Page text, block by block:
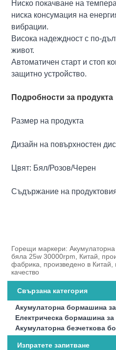
Ниско покачване на
ниска консумация на
вибрации.
Висока надеждност с по-
живот.
Автоматичен старт и стоп
защитно устройство.
Подробности за продукта
Размер на продукта
Дизайн на повърхностен
Цвят: Бял/Розов/Черен
Съдържание на
Горещи маркери:
бяла 25w 30000rpm, Китай,
фабрика, произведено в Китай,
качество
Свързана категория
Акумулаторна бормашина
Електрическа бормашина за
Акумулаторна безчеткова
Изпратете запитване